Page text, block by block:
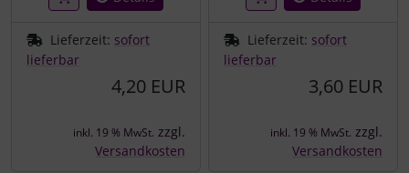
Lieferzeit: sofort
lieferbar
4,20 EUR
inkl. 19 % MwSt. zzgl.
Versandkosten
Lieferzeit: sofort
lieferbar
3,60 EUR
inkl. 19 % MwSt. zzgl.
Versandkosten